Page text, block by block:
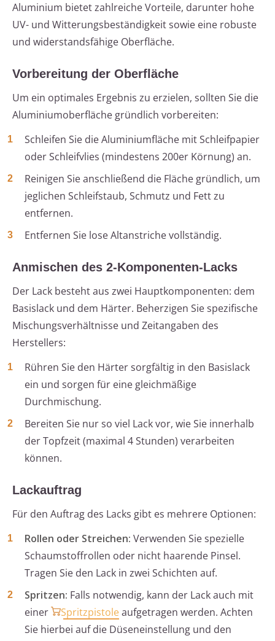
Aluminium bietet zahlreiche Vorteile, darunter hohe
UV- und Witterungsbeständigkeit sowie eine robuste
und widerstandsfähige Oberfläche.
Vorbereitung der Oberfläche
Um ein optimales Ergebnis zu erzielen, sollten Sie die
Aluminiumoberfläche gründlich vorbereiten:
Schleifen Sie die Aluminiumfläche mit Schleifpapier
oder Schleifvlies (mindestens 200er Körnung) an.
Reinigen Sie anschließend die Fläche gründlich, um
jeglichen Schleifstaub, Schmutz und Fett zu
entfernen.
Entfernen Sie lose Altanstriche vollständig.
Anmischen des 2-Komponenten-Lacks
Der Lack besteht aus zwei Hauptkomponenten: dem
Basislack und dem Härter. Beherzigen Sie spezifische
Mischungsverhältnisse und Zeitangaben des
Herstellers:
Rühren Sie den Härter sorgfältig in den Basislack
ein und sorgen für eine gleichmäßige
Durchmischung.
Bereiten Sie nur so viel Lack vor, wie Sie innerhalb
der Topfzeit (maximal 4 Stunden) verarbeiten
können.
Lackauftrag
Für den Auftrag des Lacks gibt es mehrere Optionen:
Rollen oder Streichen: Verwenden Sie spezielle
Schaumstoffrollen oder nicht haarende Pinsel.
Tragen Sie den Lack in zwei Schichten auf.
Spritzen: Falls notwendig, kann der Lack auch mit
einer
Spritzpistoleaufgetragen werden. Achten
Sie hierbei auf die Düseneinstellung und den